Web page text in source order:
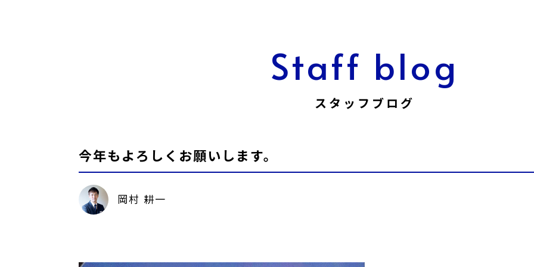
Staff blog
スタッフブログ
今年もよろしくお願いします。
岡村 耕一